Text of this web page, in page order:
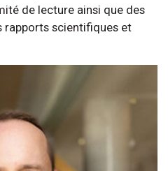
de lecture ainsi que des
rapports scientifiques et